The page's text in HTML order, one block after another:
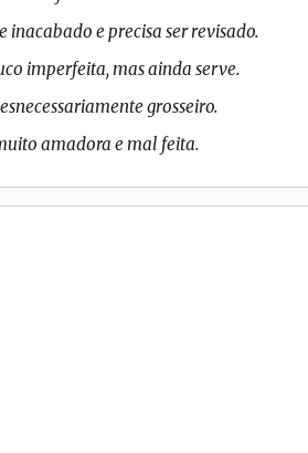
e precisa ser revisado.
imperfeita, mas ainda serve.
grosseiro.
amadora e mal feita.